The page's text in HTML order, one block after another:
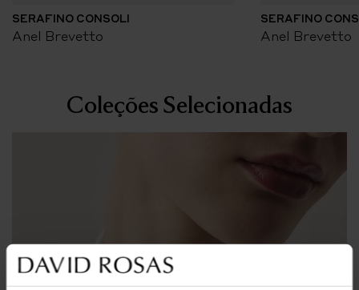
SERAFINO CONSOLI
Anel Brevetto
SERAFINO
Anel Brevetto
Coleções Selecionadas